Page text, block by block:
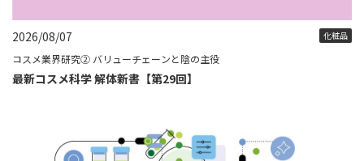
2026/08/07 化粧品
コスメ業界研究② バリューチェーンと陰の主役
最新コスメ科学 解体新書【第29回】